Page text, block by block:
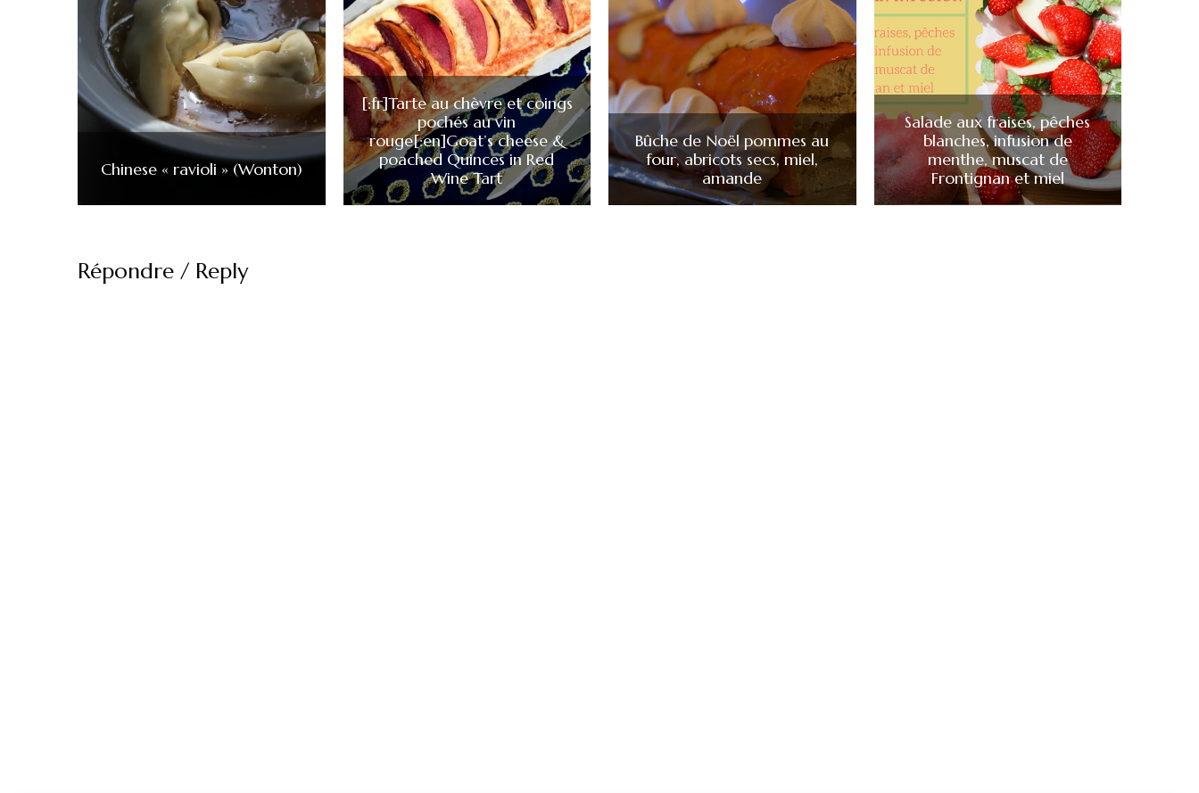
Chinese « ravioli » (Wonton)
[:fr]Tarte au chèvre et coings
pochés au vin
rouge[:en]Goat’s cheese &
poached Quinces in Red
Wine Tart
Bûche de Noël pommes au
four, abricots secs, miel,
amande
Salade aux fraises, pêches
blanches, infusion de
menthe, muscat de
Frontignan et miel
Répondre / Reply